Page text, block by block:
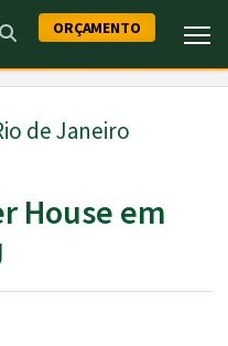
ORÇAMENTO
de Janeiro
House em